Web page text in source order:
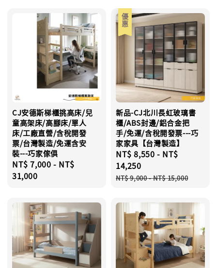
CJ安德斯梯櫃挑高床/兒
童高架床/高腳床/單人
床/工廠直營/含稅開發
票/台灣製造/免運含安
裝---巧家傢俱
Regular
price
NT$ 7,000 - NT$
31,000
優惠
新品-CJ北川長虹玻璃書
櫃/ABS封邊/鋁合金把
手/免運/含稅開發票---巧
家家具【台灣製造】
Sale
price
NT$ 8,550 - NT$
14,250
Regular
NT$ 9,000-NT$ 15,000